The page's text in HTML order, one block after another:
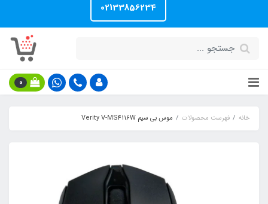
02133856234
0
خانه فهرست محصولات موس بی سیم Verity V-MS4116W